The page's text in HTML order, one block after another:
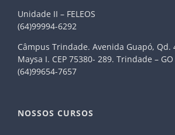
Unidade II – FELEOS
(64)99994-6292
Câmpus Trindade. Avenida Guapó, Qd.
Maysa I. CEP 75380- 289. Trindade – GO
(64)99654-7657
NOSSOS CURSOS